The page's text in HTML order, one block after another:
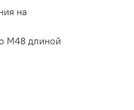
на
М48 длиной